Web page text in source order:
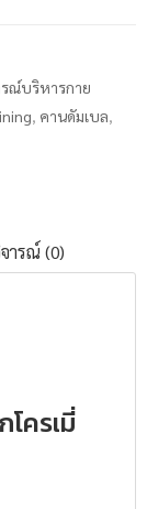
ณ์บริหารกาย
, คานดัมเบล,
ารณ์ (0)
ครเมี่